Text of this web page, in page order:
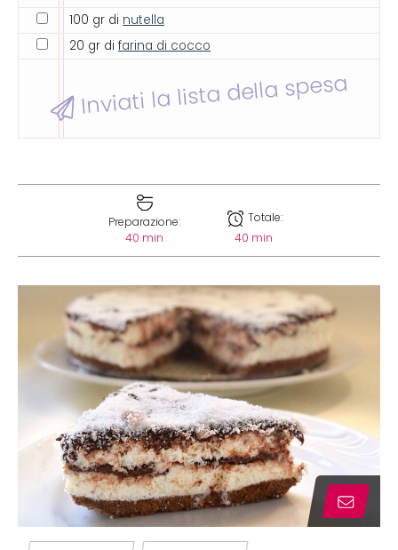
100 gr di nutella
20 gr di farina di cocco
Inviati la lista della spesa
Preparazione:
40 min
Totale:
40 min